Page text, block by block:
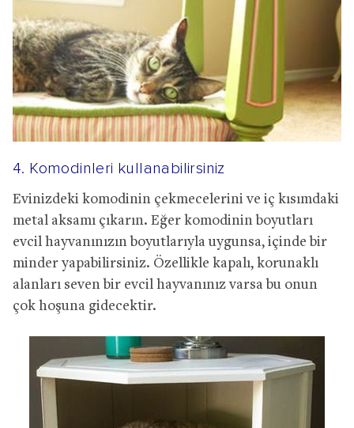
4. Komodinleri kullanabilirsiniz
Evinizdeki komodinin çekmecelerini ve iç kısımdaki
metal aksamı çıkarın. Eğer komodinin boyutları
evcil hayvanınızın boyutlarıyla uygunsa, içinde bir
minder yapabilirsiniz. Özellikle kapalı, korunaklı
alanları seven bir evcil hayvanınız varsa bu onun
çok hoşuna gidecektir.